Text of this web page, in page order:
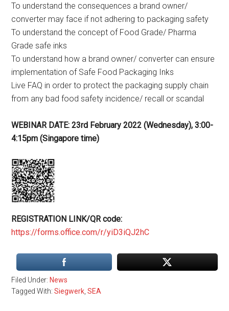
To understand the consequences a brand owner/
converter may face if not adhering to packaging safety
To understand the concept of Food Grade/ Pharma
Grade safe inks
To understand how a brand owner/ converter can ensure
implementation of Safe Food Packaging Inks
Live FAQ in order to protect the packaging supply chain
from any bad food safety incidence/ recall or scandal
WEBINAR DATE: 23rd February 2022 (Wednesday), 3:00-
4:15pm (Singapore time)
REGISTRATION LINK/QR code:
https://forms.office.com/r/yiD3iQJ2hC
Filed Under: News
Tagged With:Siegwerk ,SEA